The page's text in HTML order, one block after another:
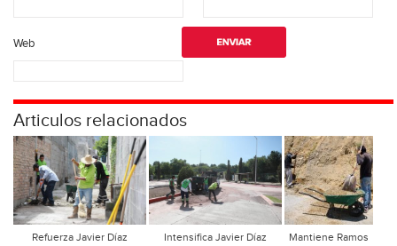
Web
Articulos relacionados
Refuerza Javier Díaz
Intensifica Javier Díaz
Mantiene Ramos